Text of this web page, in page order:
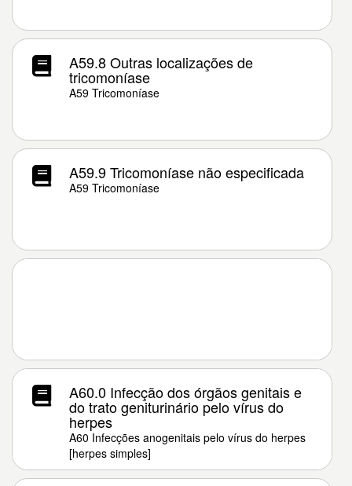
A59.8 Outras localizações de
tricomoníase
A59 Tricomoníase
A59.9 Tricomoníase não especificada
A59 Tricomoníase
A60.0 Infecção dos órgãos genitais e
do trato geniturinário pelo vírus do
herpes
A60 Infecções anogenitais pelo vírus do herpes
[herpes simples]